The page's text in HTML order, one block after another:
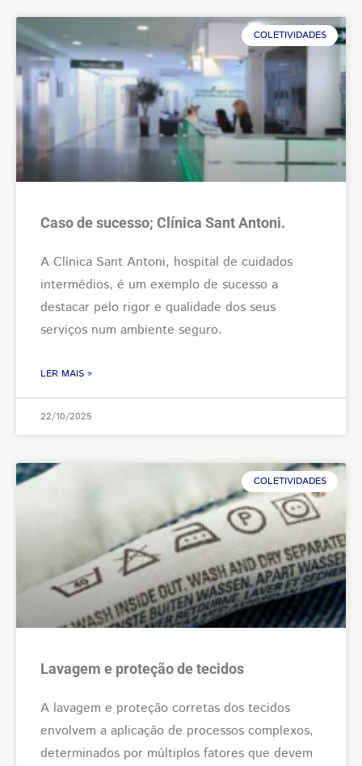
COLETIVIDADES
Caso de sucesso; Clínica Sant Antoni.
A Clínica Sant Antoni, hospital de cuidados
intermédios, é um exemplo de sucesso a
destacar pelo rigor e qualidade dos seus
serviços num ambiente seguro.
LER MAIS »
22/10/2025
COLETIVIDADES
Lavagem e proteção de tecidos
A lavagem e proteção corretas dos tecidos
envolvem a aplicação de processos complexos,
determinados por múltiplos fatores que devem